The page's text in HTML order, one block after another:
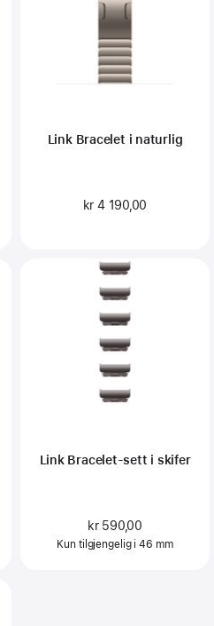
Link Bracelet i naturlig
kr 4 190,00
Link Bracelet-sett i skifer
kr 590,00
Kun tilgjengelig i 46 mm